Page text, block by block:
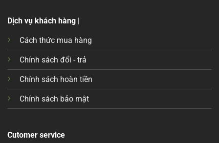
Dịch vụ khách hàng |
Cách thức mua hàng
Chính sách đổi - trả
Chính sách hoàn tiền
Chính sách bảo mật
Cutomer service